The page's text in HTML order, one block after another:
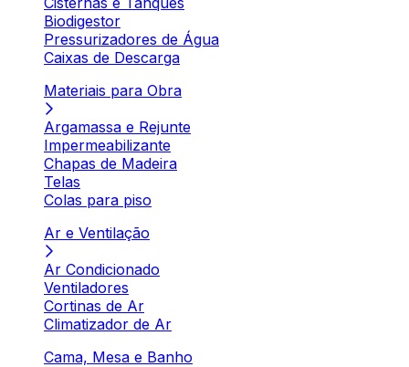
Biodigestor
Pressurizadores de Água
Caixas de Descarga
Materiais para Obra
Argamassa e Rejunte
Impermeabilizante
Chapas de Madeira
Telas
Colas para piso
Ar e Ventilação
Ar Condicionado
Ventiladores
Cortinas de Ar
Climatizador de Ar
Cama, Mesa e Banho